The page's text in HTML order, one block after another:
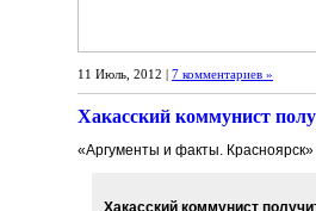
11 Июль, 2012 | 7 комментариев »
Хакасский коммунист
«Аргументы и факты. Красноярск»
Хакасский коммунист